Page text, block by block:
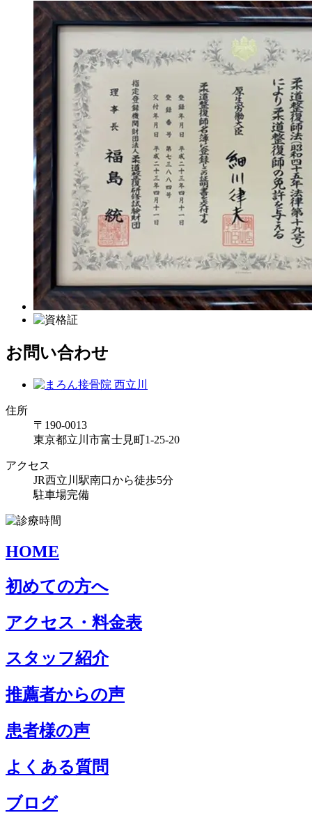
お問い合わせ
住所
〒190-0013
東京都立川市富士見町1-25-20
アクセス
JR西立川駅南口から徒歩5分
駐車場完備
HOME
初めての方へ
アクセス・料金表
スタッフ紹介
推薦者からの声
患者様の声
よくある質問
ブログ